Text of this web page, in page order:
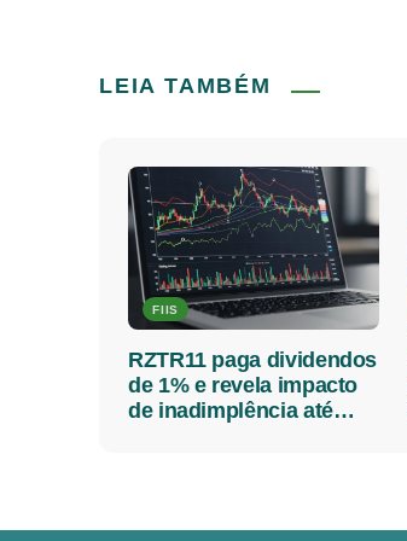
LEIA TAMBÉM
FIIS
RZTR11 paga dividendos
de 1% e revela impacto
de inadimplência até